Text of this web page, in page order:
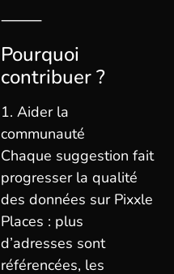
⸻
Pourquoi
contribuer ?
1. Aider la
communauté
Chaque suggestion fait
progresser la qualité
des données sur Pixxle
Places : plus
d’adresses sont
référencées, les